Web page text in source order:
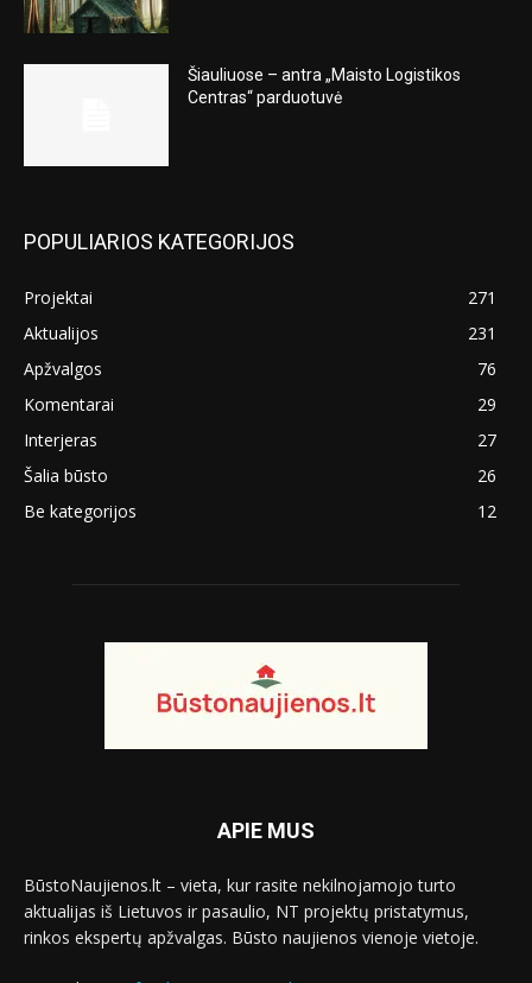
Šiauliuose – antra „Maisto Logistikos
Centras“ parduotuvė
POPULIARIOS KATEGORIJOS
Projektai
271
Aktualijos
231
Apžvalgos
76
Komentarai
29
Interjeras
27
Šalia būsto
26
Be kategorijos
12
APIE MUS
BūstoNaujienos.lt – vieta, kur rasite nekilnojamojo turto
aktualijas iš Lietuvos ir pasaulio, NT projektų pristatymus,
rinkos ekspertų apžvalgas. Būsto naujienos vienoje vietoje.